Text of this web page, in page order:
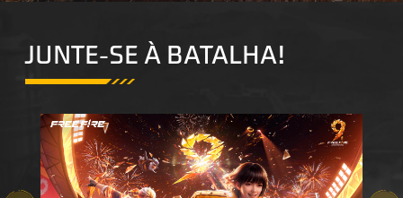
JUNTE-SE À BATALHA!